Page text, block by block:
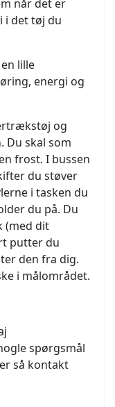
når det er
i det tøj du
lille
energi og
og
Du skal som
frost. I bussen
du støver
i tasken du
du på. Du
(med dit
putter du
den fra dig.
i målområdet.
spørgsmål
så kontakt